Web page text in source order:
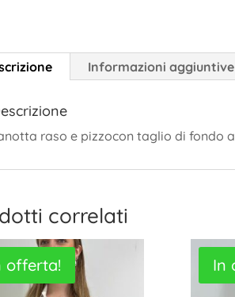
Informazioni aggiuntive
raso e pizzocon taglio di fondo
correlati
offerta! In